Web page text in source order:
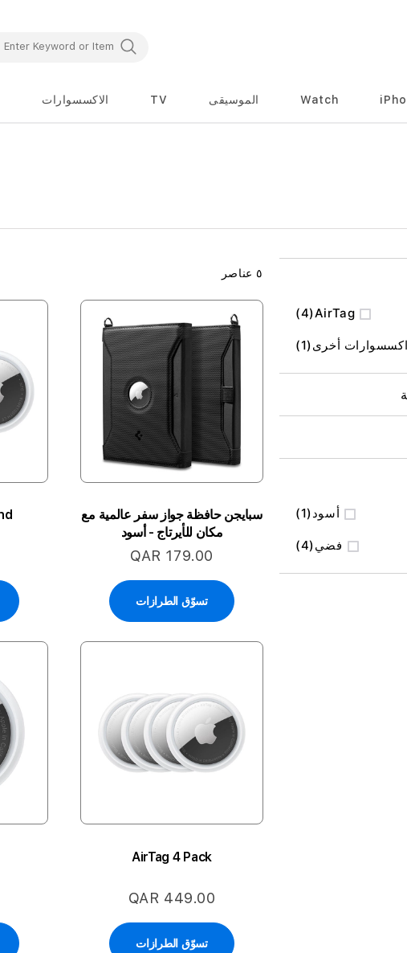
Watch الموسيقى TV الاكسسوارات
٥ عناصر
سبايجن حافظة جواز سفر عالمية مع
مكان للأيرتاج - أسود
QAR 179.00
تسوّق الطرازات
AirTag 4 Pack
QAR 449.00
تسوّق الطرازات
AirTag
4
المنتج
اكسسوارات أخرى 1
منتج
أسود 1
منتج
فضي 4
المنتج